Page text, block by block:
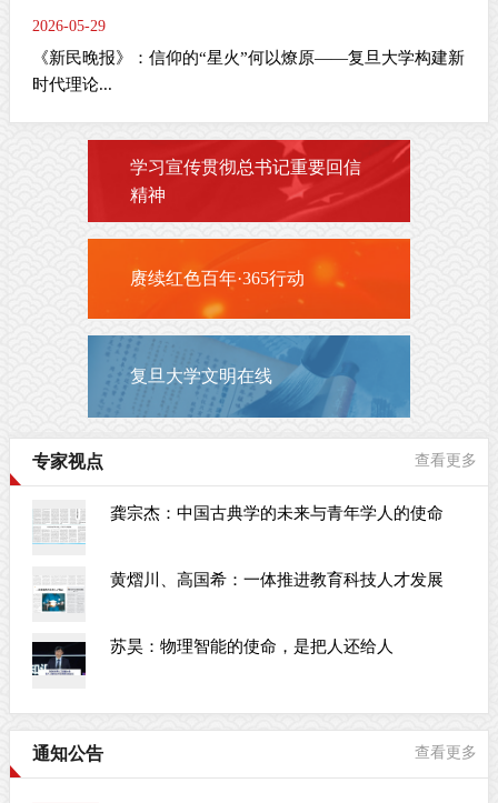
2026-05-29
《新民晚报》：信仰的“星火”何以燎原——复旦大学构建新
时代理论...
学习宣传贯彻总书记重要回信
精神
赓续红色百年·365行动
复旦大学文明在线
专家视点 查看更多
龚宗杰：中国古典学的未来与青年学人的使命
黄熠川、高国希：一体推进教育科技人才发展
苏昊：物理智能的使命，是把人还给人
通知公告 查看更多